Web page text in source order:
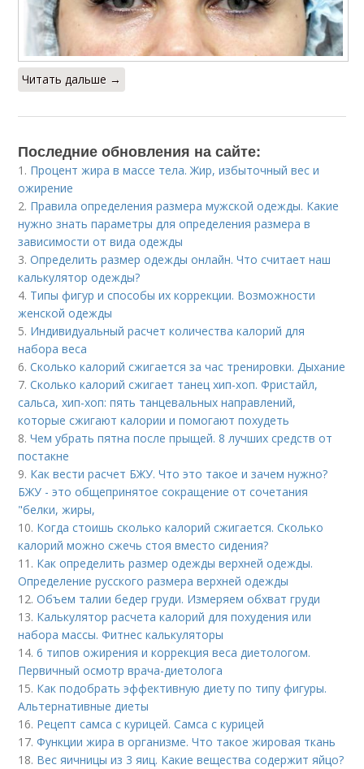
Читать дальше →
Последние обновления на сайте:
1. Процент жира в массе тела. Жир, избыточный вес и
ожирение
2. Правила определения размера мужской одежды. Какие
нужно знать параметры для определения размера в
зависимости от вида одежды
3.Определить размер одежды онлайн. Что считает наш
калькулятор одежды?
4. Типы фигур и способы их коррекции. Возможности
женской одежды
5. Индивидуальный расчет количества калорий для
набора веса
6.Сколько калорий сжигается за час тренировки. Дыхание
7.Сколько калорий сжигает танец хип-хоп. Фристайл,
сальса, хип-хоп: пять танцевальных направлений,
которые сжигают калории и помогают похудеть
8.Чем убрать пятна после прыщей. 8 лучших средств от
постакне
9. Как вести расчет БЖУ. Что это такое и зачем нужно?
БЖУ - это общепринятое сокращение от сочетания
"белки, жиры,
10. Когда стоишь сколько калорий сжигается. Сколько
калорий можно сжечь стоя вместо сидения?
11. Как определить размер одежды верхней одежды.
Определение русского размера верхней одежды
12.Объем талии бедер груди. Измеряем обхват груди
13. Калькулятор расчета калорий для похудения или
набора массы. Фитнес калькуляторы
14.6 типов ожирения и коррекция веса диетологом.
Первичный осмотр врача-диетолога
15. Как подобрать эффективную диету по типу фигуры.
Альтернативные диеты
16. Рецепт самса с курицей. Самса с курицей
17.Функции жира в организме. Что такое жировая ткань
18. Вес яичницы из 3 яиц. Какие вещества содержит яйцо?